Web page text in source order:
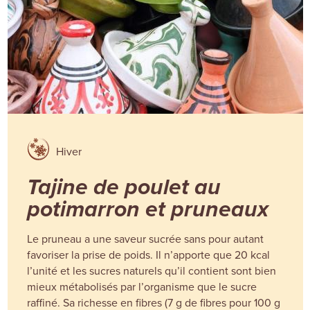
Hiver
Tajine de poulet au
potimarron et pruneaux
Le pruneau a une saveur sucrée sans pour autant
favoriser la prise de poids. Il n’apporte que 20 kcal
l’unité et les sucres naturels qu’il contient sont bien
mieux métabolisés par l’organisme que le sucre
raffiné. Sa richesse en fibres (7 g de fibres pour 100 g